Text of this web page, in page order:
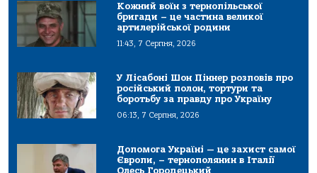
Кожний воїн з тернопільської
бригади – це частина великої
артилерійської родини
11:43, 7 Серпня, 2026
У Лісабоні Шон Піннер розповів про
російський полон, тортури та
боротьбу за правду про Україну
06:13, 7 Серпня, 2026
Допомога Україні — це захист самої
Європи, – тернополянин в Італії
Олесь Городецький